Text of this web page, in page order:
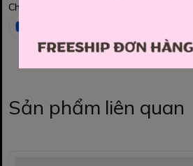
Chia sẻ
Sản phẩm liên quan